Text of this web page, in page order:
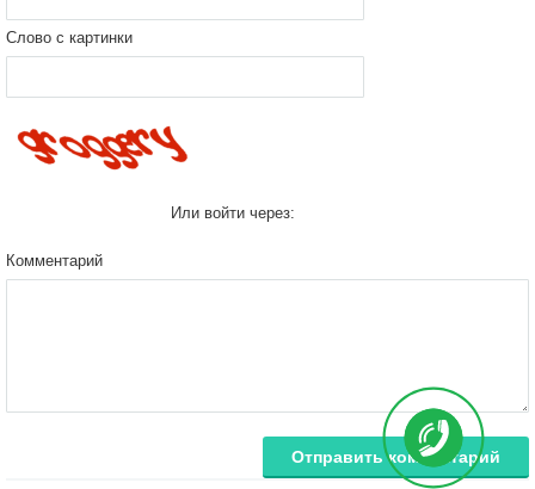
Слово с картинки
Или войти через:
Комментарий
Отправить комментарий